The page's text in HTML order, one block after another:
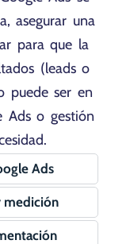
asegurar una
para que la
(leads o
puede ser en
Ads o gestión
Ads
medición